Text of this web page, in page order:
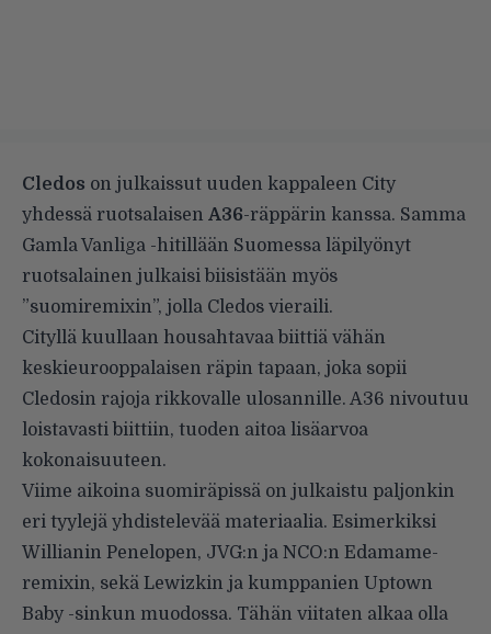
Cledos on julkaissut uuden kappaleen City
yhdessä ruotsalaisen A36-räppärin kanssa. Samma
Gamla Vanliga -hitillään Suomessa läpilyönyt
ruotsalainen julkaisi biisistään myös
”suomiremixin”, jolla Cledos vieraili.
Cityllä kuullaan housahtavaa biittiä vähän
keskieurooppalaisen räpin tapaan, joka sopii
Cledosin rajoja rikkovalle ulosannille. A36 nivoutuu
loistavasti biittiin, tuoden aitoa lisäarvoa
kokonaisuuteen.
Viime aikoina suomiräpissä on julkaistu paljonkin
eri tyylejä yhdistelevää materiaalia. Esimerkiksi
Willianin Penelopen, JVG:n ja NCO:n Edamame-
remixin, sekä Lewizkin ja kumppanien Uptown
Baby -sinkun muodossa. Tähän viitaten alkaa olla